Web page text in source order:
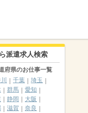
派遣求人検索
府県のお仕事一覧
千葉
埼玉
群馬
愛知
静岡
大阪
滋賀
奈良